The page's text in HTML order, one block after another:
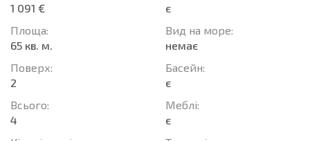
1 091 €
Площа:
65 кв. м.
Поверх:
2
Всього:
4
є
Вид на море:
немає
Баcейн:
є
Меблі:
є